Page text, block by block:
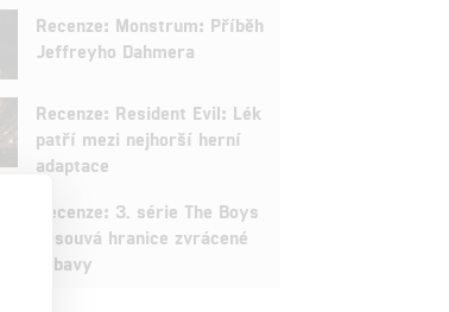
Recenze: Monstrum: Příběh
Jeffreyho Dahmera
Recenze: Resident Evil: Lék
patří mezi nejhorší herní
adaptace
Recenze: 3. série The Boys
posouvá hranice zvrácené
zábavy